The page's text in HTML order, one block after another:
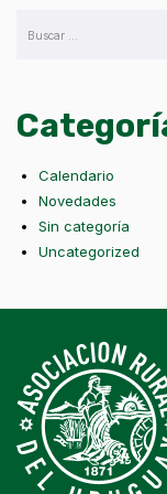
Calendario
Novedades
Sin categoría
Uncategorized